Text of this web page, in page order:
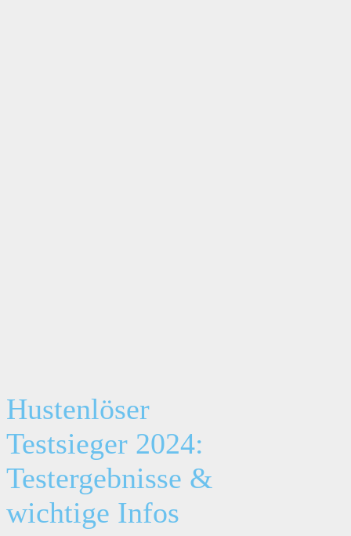
Hustenlöser
Testsieger 2024:
Testergebnisse &
wichtige Infos